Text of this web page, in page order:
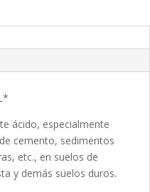
ácido, especialmente
cemento, sedimentos
etc., en suelos de
y demás suelos duros.